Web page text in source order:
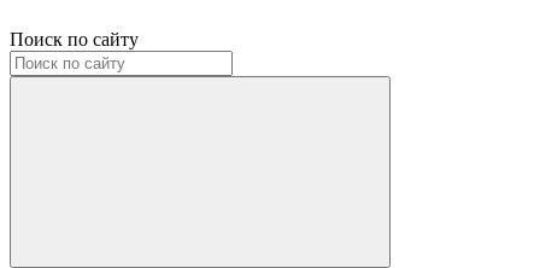
Поиск по сайту